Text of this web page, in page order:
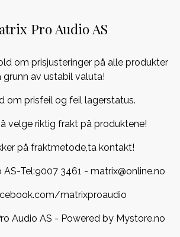
Pro Audio AS
om prisjusteringer på alle produkter
grunn av ustabil valuta!
om prisfeil og feil lagerstatus.
å velge riktig frakt på produktene!
på fraktmetode,ta kontakt!
AS-Tel:9007 3461 - matrix@online.no
matrixproaudio
Audio AS - Powered by Mystore.no